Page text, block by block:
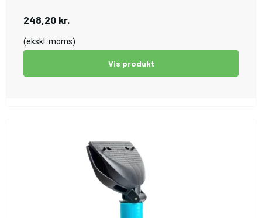
248,20 kr.
(ekskl. moms)
Vis produkt